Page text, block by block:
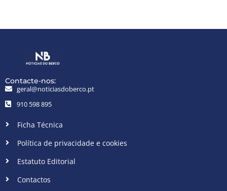
Contacte-nos:
geral@noticiasdoberco.pt
910 598 895
Ficha Técnica
Política de privacidade e cookies
Estatuto Editorial
Contactos